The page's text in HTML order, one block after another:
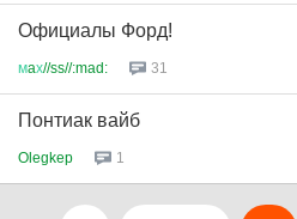
Официалы Форд!
мaх//ss//:mad: 31
Понтиак вайб
Olegkep 1